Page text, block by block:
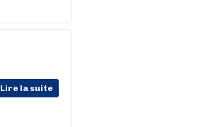
Lire la suite